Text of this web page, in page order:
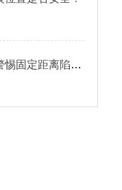
硫化氢泄漏检测：警惕固定距离陷阱！